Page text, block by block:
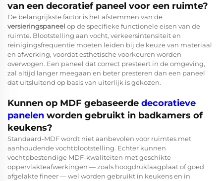
van een decoratief paneel voor een ruimte?
De belangrijkste factor is het afstemmen van de
versieringspaneel op de specifieke functionele eisen van de
ruimte. Blootstelling aan vocht, verkeersintensiteit en
reinigingsfrequentie moeten leiden bij de keuze van materiaal
en afwerking, voordat esthetische voorkeuren worden
overwogen. Een paneel dat correct presteert in de omgeving,
zal altijd langer meegaan en beter presteren dan een paneel
dat uitsluitend op basis van uiterlijk is gekozen.
Kunnen op MDF gebaseerde decoratieve
panelen worden gebruikt in badkamers of
keukens?
Standaard-MDF wordt niet aanbevolen voor ruimtes met
aanhoudende vochtblootstelling. Echter kunnen
vochtpbestendige MDF-kwaliteiten met geschikte
oppervlakteafwerkingen — zoals hoogdruklaagplaat of goed
afgelakte fineer — wel worden gebruikt in keukens en in